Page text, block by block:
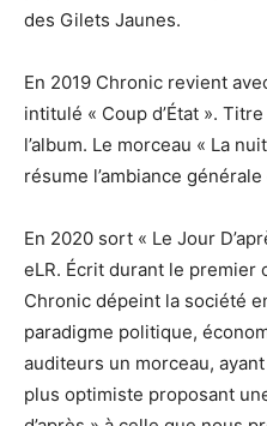
des Gilets Jaunes.
En 2019 Chronic revient
intitulé « Coup d’État ».
l’album. Le morceau « La
résume l’ambiance
En 2020 sort « Le Jour
eLR. Écrit durant le premier
Chronic dépeint la société
paradigme politique,
auditeurs un morceau,
plus optimiste proposant